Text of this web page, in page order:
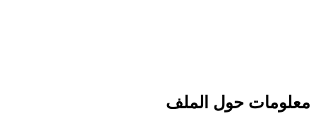
معلومات حول الملف